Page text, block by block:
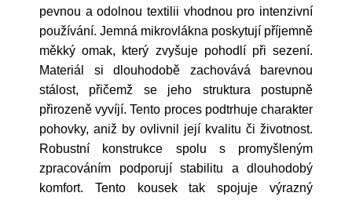
pevnou a odolnou textilii vhodnou pro intenzivní
používání. Jemná mikrovlákna poskytují příjemně
měkký omak, který zvyšuje pohodlí při sezení.
Materiál si dlouhodobě zachovává barevnou
stálost, přičemž se jeho struktura postupně
přirozeně vyvíjí. Tento proces podtrhuje charakter
pohovky, aniž by ovlivnil její kvalitu či životnost.
Robustní konstrukce spolu s promyšleným
zpracováním podporují stabilitu a dlouhodobý
komfort. Tento kousek tak spojuje výrazný